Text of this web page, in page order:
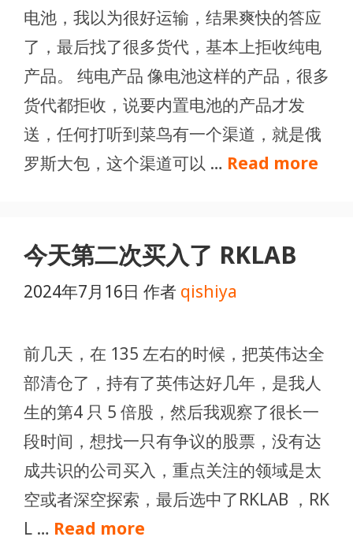
电池，我以为很好运输，结果爽快的答应
了，最后找了很多货代，基本上拒收纯电
产品。 纯电产品 像电池这样的产品，很多
货代都拒收，说要内置电池的产品才发
送，任何打听到菜鸟有一个渠道，就是俄
罗斯大包，这个渠道可以 … Read more
今天第二次买入了 RKLAB
2024年7月16日 作者 qishiya
前几天，在 135 左右的时候，把英伟达全
部清仓了，持有了英伟达好几年，是我人
生的第4 只 5 倍股，然后我观察了很长一
段时间，想找一只有争议的股票，没有达
成共识的公司买入，重点关注的领域是太
空或者深空探索，最后选中了RKLAB ，RK
L … Read more